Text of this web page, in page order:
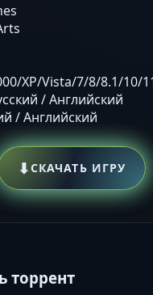
XP/Vista/7/8/8.1/10/
/ Английский
/ Английский
⬇СКАЧАТЬ ИГРУ
торрент